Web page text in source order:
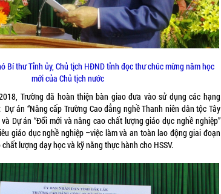
Bí thư Tỉnh ủy, Chủ tịch HĐND tỉnh đọc thư chúc mừng năm học
mới của Chủ tịch nước
Trường đã hoàn thiện bàn giao đưa vào sử dụng các hạng
án “Nâng cấp Trường Cao đẳng nghề Thanh niên dân tộc Tây
và Dự án “Đổi mới và nâng cao chất lượng giáo dục nghề nghiệp”
giáo dục nghề nghiệp –việc làm và an toàn lao động giai đoạn
lượng dạy học và kỹ năng thực hành cho HSSV.